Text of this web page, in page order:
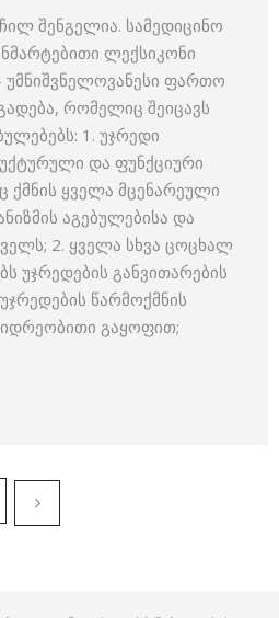
შენგელია. სამედიცინო
ლექსიკონი
ფართო
რომელიც შეიცავს
1. უჯრედი
და ფუნქციური
ყველა მცენარეული
აგებულებისა და
2. ყველა სხვა ცოცხალ
უჯრედების განვითარების
წარმოქმნის
გაყოფით;